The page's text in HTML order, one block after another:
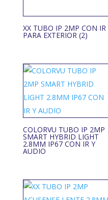
XX TUBO IP 2MP CON IR
PARA EXTERIOR (2)
COLORVU TUBO IP 2MP
SMART HYBRID LIGHT
2.8MM IP67 CON IR Y
AUDIO